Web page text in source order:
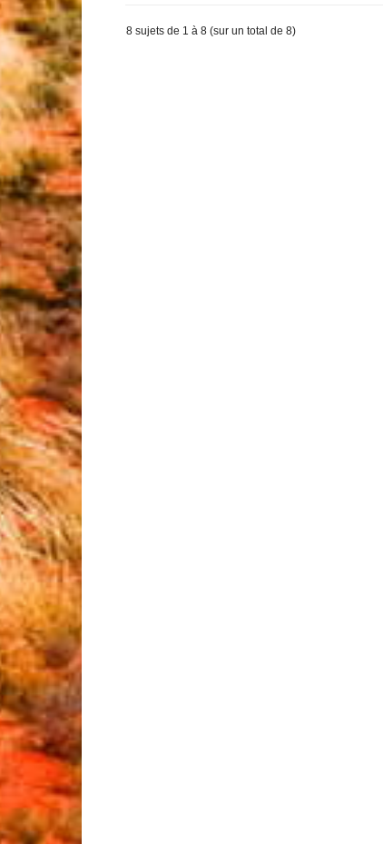
8 sujets de 1 à 8 (sur un total de 8)